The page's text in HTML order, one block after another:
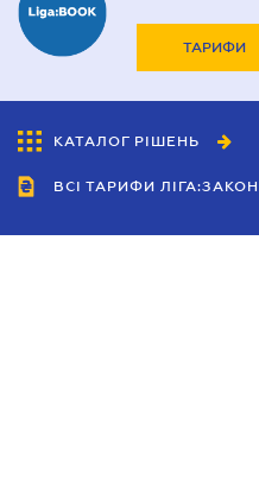
ТАРИФИ
КАТАЛОГ РІШЕНЬ
ВСІ ТАРИФИ ЛІГА:ЗАКОН